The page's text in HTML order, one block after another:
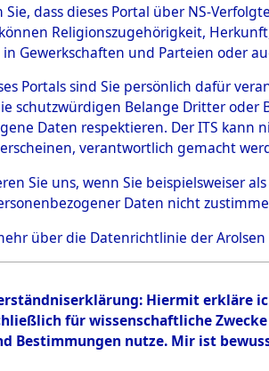
Dead -
Branch -
dass dieses Portal über NS-
Religionszugehörigkeit,
Gewerkschaften und Parteien oder
Portals sind Sie persönlich dafür
schutzwürdigen Belange Dritter
Daten respektieren. Der ITS
verantwortlich gemacht
Sie uns, wenn Sie beispielsweiser
Daten nicht
über die Datenrichtlinie der Arolsen
Hiermit erkläre
für wissenschaftliche
Bestimmungen nutze. Mir ist